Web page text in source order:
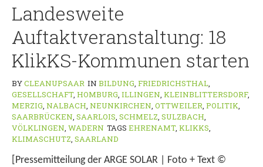
Landesweite
Auftaktveranstaltung: 18
KlikKS-Kommunen starten
BYCLEANUPSAAR IN BILDUNG, FRIEDRICHSTHAL,
GESELLSCHAFT, HOMBURG, ILLINGEN, KLEINBLITTERSDORF,
MERZIG, NALBACH, NEUNKIRCHEN, OTTWEILER, POLITIK,
SAARBRÜCKEN, SAARLOIS, SCHMELZ, SULZBACH,
VÖLKLINGEN, WADERN TAGS EHRENAMT, KLIKKS,
KLIMASCHUTZ, SAARLAND
[Pressemitteilung der ARGE SOLAR | Foto + Text ©